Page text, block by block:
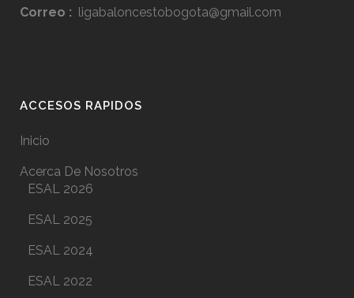
Correo : ligabaloncestobogota@gmail.com
ACCESOS RAPIDOS
Inicio
Acerca De Nosotros
ESAL 2026
ESAL 2025
ESAL 2024
ESAL 2022